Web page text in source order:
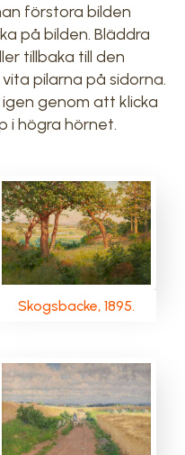
förstora bilden
på bilden. Bläddra
tillbaka till den
pilarna på sidorna.
genom att klicka
i högra hörnet.
Skogsbacke, 1895.